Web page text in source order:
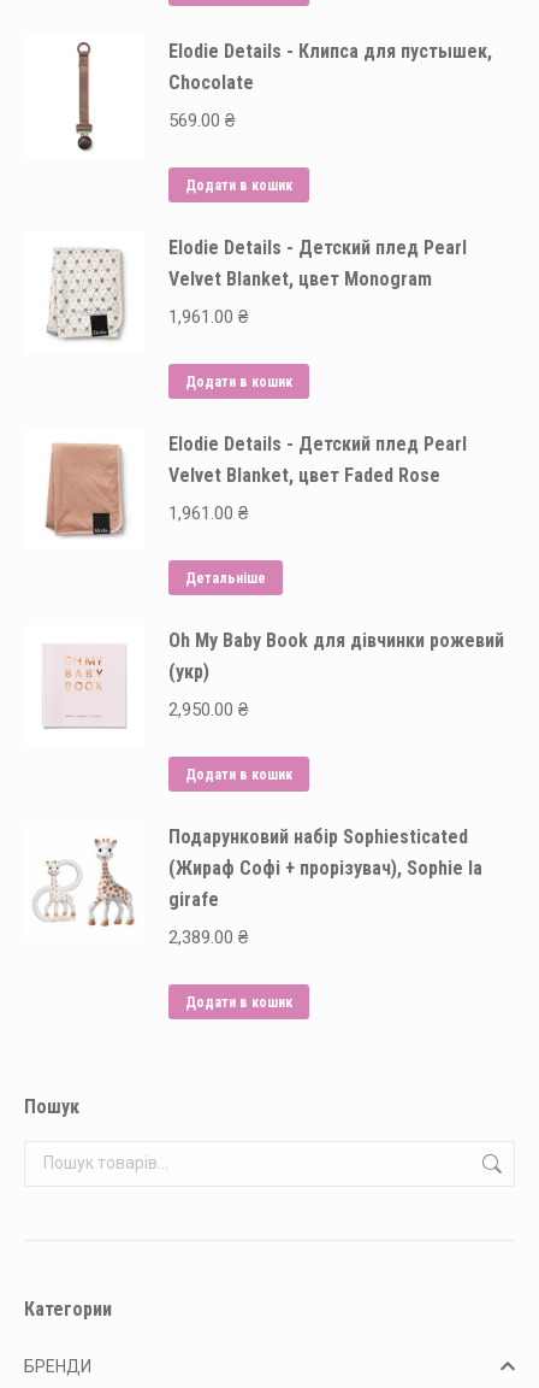
Elodie Details - Клипса для пустышек,
Chocolate
569.00 ₴
Додати в кошик
Elodie Details - Детский плед Pearl
Velvet Blanket, цвет Monogram
1,961.00 ₴
Додати в кошик
Elodie Details - Детский плед Pearl
Velvet Blanket, цвет Faded Rose
1,961.00 ₴
Детальніше
Oh My Baby Book для дівчинки рожевий
(укр)
2,950.00 ₴
Додати в кошик
Подарунковий набір Sophiesticated
(Жираф Софі + прорізувач), Sophie la
girafe
2,389.00 ₴
Додати в кошик
Пошук
Категории
БРЕНДИ